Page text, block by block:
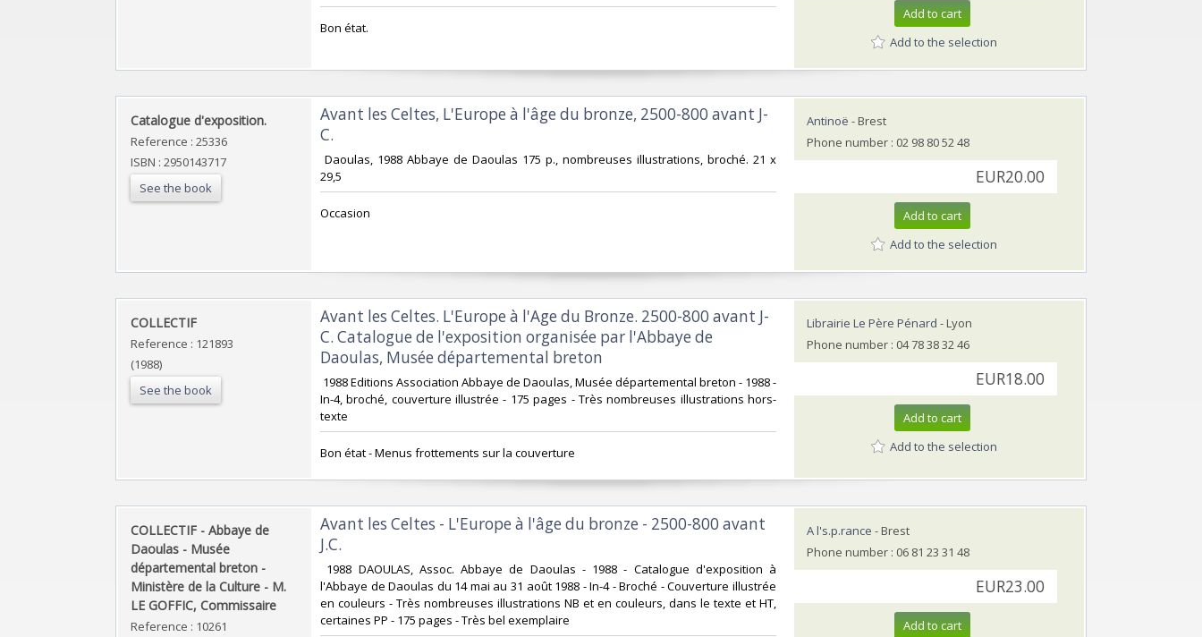
‎Bon état. ‎
Add to cart
Add to the selection
‎Catalogue d'exposition.‎
Reference : 25336
ISBN : 2950143717
See the book
‎Avant les Celtes, L'Europe à l'âge du bronze, 2500-800 avant J-
C.‎
‎ Daoulas, 1988 Abbaye de Daoulas 175 p., nombreuses illustrations, broché. 21 x
29,5‎
‎Occasion‎
Antinoë - Brest
Phone number : 02 98 80 52 48
EUR20.00
Add to cart
Add to the selection
‎COLLECTIF ‎
Reference : 121893
(1988)
See the book
‎Avant les Celtes. L'Europe à l'Age du Bronze. 2500-800 avant J-
C. Catalogue de l'exposition organisée par l'Abbaye de
Daoulas, Musée départemental breton ‎
‎ 1988 Editions Association Abbaye de Daoulas, Musée départemental breton - 1988 -
In-4, broché, couverture illustrée - 175 pages - Très nombreuses illustrations hors-
texte ‎
‎Bon état - Menus frottements sur la couverture ‎
Librairie Le Père Pénard - Lyon
Phone number : 04 78 38 32 46
EUR18.00
Add to cart
Add to the selection
‎COLLECTIF - Abbaye de
Daoulas - Musée
départemental breton -
Ministère de la Culture - M.
LE GOFFIC, Commissaire‎
Reference : 10261
‎Avant les Celtes - L'Europe à l'âge du bronze - 2500-800 avant
J.C.‎
‎ 1988 DAOULAS, Assoc. Abbaye de Daoulas - 1988 - Catalogue d'exposition à
l'Abbaye de Daoulas du 14 mai au 31 août 1988 - In-4 - Broché - Couverture illustrée
en couleurs - Très nombreuses illustrations NB et en couleurs, dans le texte et HT,
certaines PP - 175 pages - Très bel exemplaire‎
A l's.p.rance - Brest
Phone number : 06 81 23 31 48
EUR23.00
Add to cart